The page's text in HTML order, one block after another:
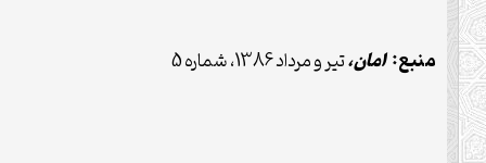
منبع:امان،تیر و مرداد 1386، شماره 5